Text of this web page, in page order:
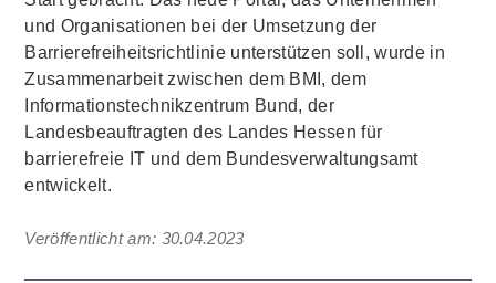
und Organisationen bei der Umsetzung der
Barrierefreiheitsrichtlinie unterstützen soll, wurde in
Zusammenarbeit zwischen dem BMI, dem
Informationstechnikzentrum Bund, der
Landesbeauftragten des Landes Hessen für
barrierefreie IT und dem Bundesverwaltungsamt
entwickelt.
Veröffentlicht am: 30.04.2023